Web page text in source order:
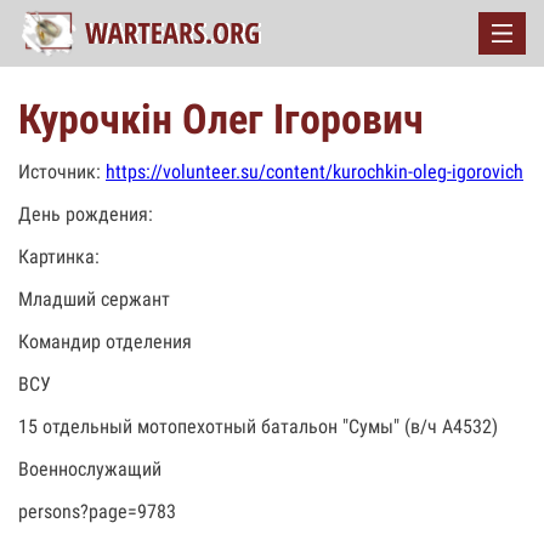
Курочкін Олег Ігорович
Источник: https://volunteer.su/content/kurochkin-oleg-igorovich
День рождения:
Картинка:
Младший сержант
Командир отделения
ВСУ
15 отдельный мотопехотный батальон "Сумы" (в/ч А4532)
Военнослужащий
persons?page=9783